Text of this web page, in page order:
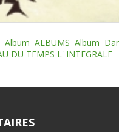
Album ALBUMS Album
DU TEMPS L' INTEGRALE